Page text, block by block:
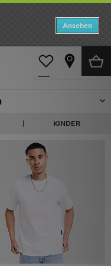
Ansehen
verfeinern
KINDER